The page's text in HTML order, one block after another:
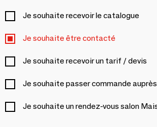
Je souhaite recevoir le catalogue
Je souhaite être contacté
Je souhaite recevoir un tarif / devis
Je souhaite passer commande
Je souhaite un rendez-vous salon